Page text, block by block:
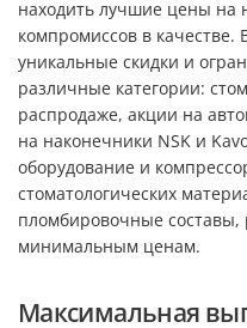
находить лучшие цены на
компромиссов в качестве.
уникальные скидки и
различные категории:
распродаже, акции на
на наконечники NSK и
оборудование и
стоматологических
пломбировочные
минимальным ценам.​
Максимальная